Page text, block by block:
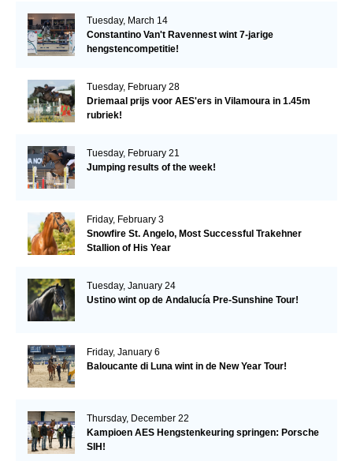
Tuesday, March 14
Constantino Van't Ravennest wint 7-jarige
hengstencompetitie!
Tuesday, February 28
Driemaal prijs voor AES'ers in Vilamoura in 1.45m
rubriek!
Tuesday, February 21
Jumping results of the week!
Friday, February 3
Snowfire St. Angelo, Most Successful Trakehner
Stallion of His Year
Tuesday, January 24
Ustino wint op de Andalucía Pre-Sunshine Tour!
Friday, January 6
Baloucante di Luna wint in de New Year Tour!
Thursday, December 22
Kampioen AES Hengstenkeuring springen: Porsche
SIH!